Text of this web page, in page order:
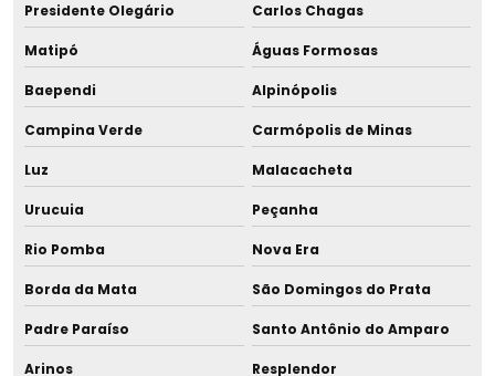
Medidor de acidez para banco de leite humano
Medidor de acidez para leite humano
Medidor de gordura do leite
Montagem de sala de amamentação
Montagem de sala de amamentação para shopping
Montagem de sala de apoio à amamentação
Ordenhadeira hospitalar
Presidente Olegário Carlos Chagas
Matipó Águas Formosas
Baependi Alpinópolis
Campina Verde Carmópolis de Minas
Luz Malacacheta
Urucuia Peçanha
Rio Pomba Nova Era
Borda da Mata São Domingos do Prata
Padre Paraíso Santo Antônio do Amparo
Arinos Resplendor